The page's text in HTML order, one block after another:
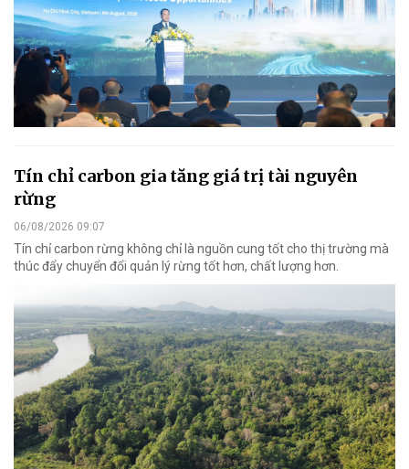
Tín chỉ carbon gia tăng giá trị tài nguyên
rừng
06/08/2026 09:07
Tín chỉ carbon rừng không chỉ là nguồn cung tốt cho thị trường mà
thúc đẩy chuyển đổi quản lý rừng tốt hơn, chất lượng hơn.